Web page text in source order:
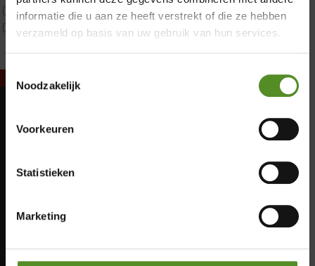
informatie die u aan ze heeft verstrekt of die ze hebben
verzameld op basis van uw gebruik van hun services.
Toestemmingsselectie
Noodzakelijk
Voorkeuren
Statistieken
Marketing
Tweepersoons 2 kernen
Webshop Only Collectie
Maandag: Gesloten
Donderdag: 12:00 – 17:00
Zaterdag: 12:00 – 17:00
Zondag: 12:00 – 17:00
Vrijdag 12:00 – 17:00